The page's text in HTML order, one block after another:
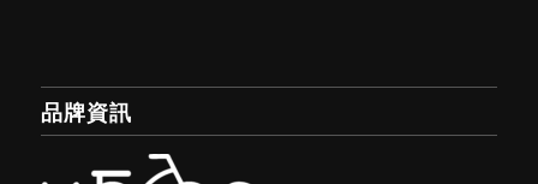
品牌資訊